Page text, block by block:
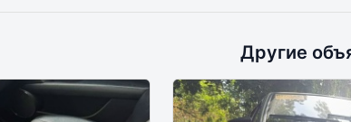
Другие